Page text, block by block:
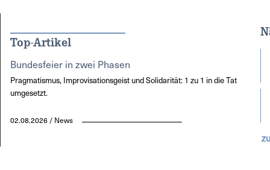
Top-Artikel
Bundesfeier in zwei Phasen
Pragmatismus, Improvisationsgeist und Solidarität: 1 zu 1 in die Tat
umgesetzt.
02.08.2026 / News